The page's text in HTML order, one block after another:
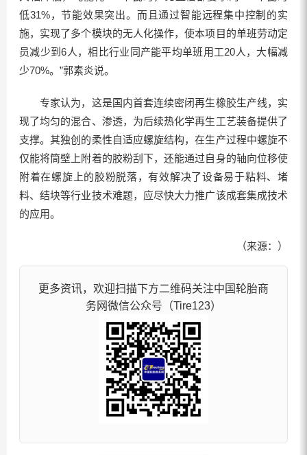
低31%，节能效果突出。而且通过智能远程集中控制的实
施，实现了多个模块的无人化操作，使本项目的单班劳动定
员减少到6人，相比行业同产能平均单班用工20人，大幅减
少70%。”郭素炎说。
专家认为，这是国内首套连续密闭再生橡胶生产线，实
现了均匀的混合、渗透，为后续热化学再生工艺装备提供了
支撑。其独创的柔性自适应螺旋结构，在生产过程中螺旋不
仅能将筒壁上附着的胶粉刮下，还能通过自身的轴向位移使
附着在螺旋上的胶粉脱落，有效解决了设备易于粘料、堵
料、结块等行业技术难题，应尽快大力推广该成套集成技术
的应用。
（来源：）
更多资讯，欢迎扫描下方二维码关注中国轮胎商
务网微信公众号（Tire123）